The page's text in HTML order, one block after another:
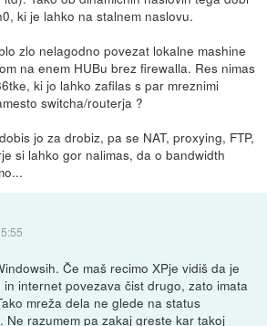
ki je lahko na stalnem naslovu.
zlo nelagodno povezat lokalne mashine
na enem HUBu brez firewalla. Res nimas
ki jo lahko zafilas s par mreznimi
switcha/routerja ?
jo za drobiz, pa se NAT, proxying, FTP,
si lahko gor nalimas, da o bandwidth
Če maš recimo XPje vidiš da je
internet povezava čist drugo, zato imata
mreža dela ne glede na status
Ne razumem pa zakaj greste kar takoj